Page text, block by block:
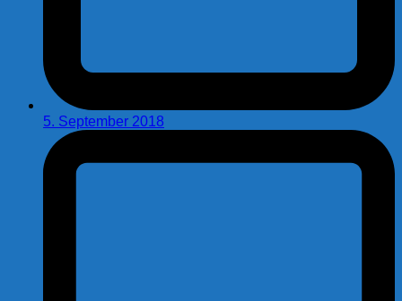
5. September 2018